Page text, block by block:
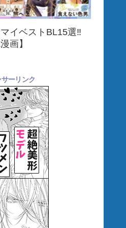
イベストBL15選‼
画】
サーリンク